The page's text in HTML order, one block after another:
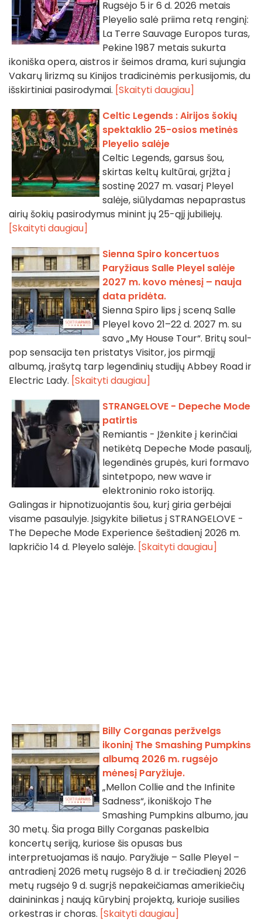
Rugsėjo 5 ir 6 d. 2026 metais
Pleyelio salė priima retą renginį:
La Terre Sauvage Europos turas,
Pekine 1987 metais sukurta
ikoniška opera, aistros ir šeimos drama, kuri sujungia
Vakarų lirizmą su Kinijos tradicinėmis perkusijomis, du
išskirtiniai pasirodymai. [Skaityti daugiau]
Celtic Legends : Airijos šokių
spektaklio 25-osios metinės
Pleyelio salėje
Celtic Legends, garsus šou,
skirtas keltų kultūrai, grįžta į
sostinę 2027 m. vasarį Pleyel
salėje, siūlydamas nepaprastus
airių šokių pasirodymus minint jų 25-ąjį jubiliejų.
[Skaityti daugiau]
Sienna Spiro koncertuos
Paryžiaus Salle Pleyel salėje
2027 m. kovo mėnesį – nauja
data pridėta.
Sienna Spiro lips į sceną Salle
Pleyel kovo 21–22 d. 2027 m. su
savo „My House Tour“. Britų soul-
pop sensacija ten pristatys Visitor, jos pirmąjį
albumą, įrašytą tarp legendinių studijų Abbey Road ir
Electric Lady. [Skaityti daugiau]
STRANGELOVE - Depeche Mode
patirtis
Remiantis - Įženkite į kerinčiai
netikėtą Depeche Mode pasaulį,
legendinės grupės, kuri formavo
sintetpopo, new wave ir
elektroninio roko istoriją.
Galingas ir hipnotizuojantis šou, kurį giria gerbėjai
visame pasaulyje. Įsigykite bilietus į STRANGELOVE -
The Depeche Mode Experience šeštadienį 2026 m.
lapkričio 14 d. Pleyelo salėje. [Skaityti daugiau]
Billy Corganas peržvelgs
ikoninį The Smashing Pumpkins
albumą 2026 m. rugsėjo
mėnesį Paryžiuje.
„Mellon Collie and the Infinite
Sadness“, ikoniškojo The
Smashing Pumpkins albumo, jau
30 metų. Šia proga Billy Corganas paskelbia
koncertų seriją, kuriose šis opusas bus
interpretuojamas iš naujo. Paryžiuje – Salle Pleyel –
antradienį 2026 metų rugsėjo 8 d. ir trečiadienį 2026
metų rugsėjo 9 d. sugrįš nepakeičiamas amerikiečių
dainininkas į naują kūrybinį projektą, kurioje susilies
orkestras ir choras. [Skaityti daugiau]